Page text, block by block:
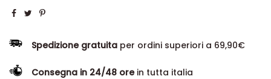
Spedizione gratuita per ordini superiori a 69,90€
Consegna in 24/48 orein tutta italia